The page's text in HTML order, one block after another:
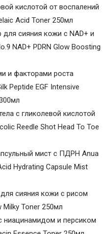
кислотой от воспалений
Acid Toner 250мл
сияния кожи с NAD+ и
NAD+ PDRN Glow Boosting
и факторами роста
Peptide EGF Intensive
с гликолевой кислотой
Reedle Shot Head To Toe
мист с ПДРН Anua
Hydrating Capsule Mist
сияния кожи с рисом
Milky Toner 250мл
ниацинамидом и персиком